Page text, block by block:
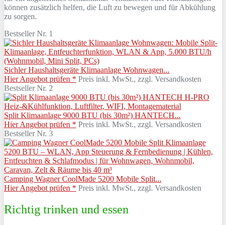
können zusätzlich helfen, die Luft zu bewegen und für Abkühlung
zu sorgen.
Bestseller Nr. 1
Sichler Haushaltsgeräte Klimaanlage Wohnwagen...
Hier Angebot prüfen * Preis inkl. MwSt., zzgl. Versandkosten
Bestseller Nr. 2
Split Klimaanlage 9000 BTU (bis 30m²) HANTECH...
Hier Angebot prüfen * Preis inkl. MwSt., zzgl. Versandkosten
Bestseller Nr. 3
Camping Wagner CoolMade 5200 Mobile Split...
Hier Angebot prüfen * Preis inkl. MwSt., zzgl. Versandkosten
Richtig trinken und essen